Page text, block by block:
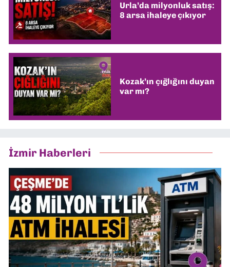
Urla’da milyonluk satış:
8 arsa ihaleye çıkıyor
Kozak’ın çığlığını duyan
var mı?
İzmir Haberleri